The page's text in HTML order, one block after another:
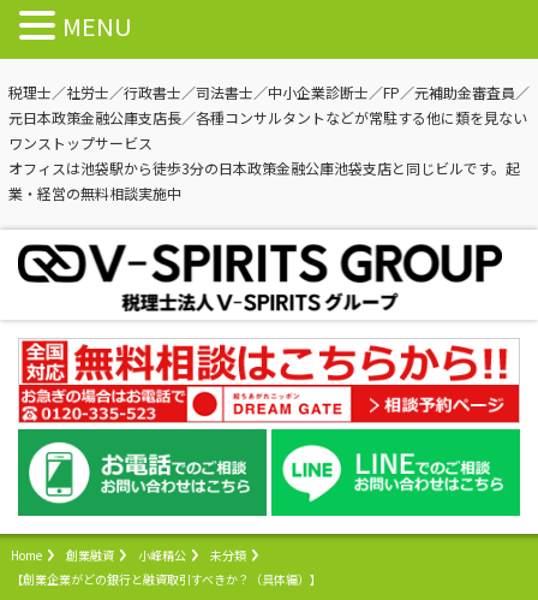
税理士／社労士／行政書士／司法書士／中小企業診断士／FP／元補助金審査員／
元日本政策金融公庫支店長／各種コンサルタントなどが常駐する他に類を見ない
ワンストップサービス
オフィスは池袋駅から徒歩3分の日本政策金融公庫池袋支店と同じビルです。起
業・経営の無料相談実施中
Home 創業融資 小峰精公
未分類
【創業企業がどの銀行と融資取引すべきか？（具体編）】
MENU